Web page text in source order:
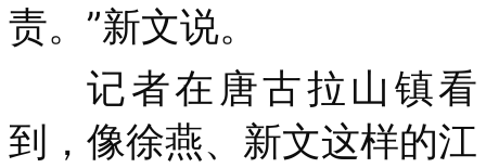
责。”新文说。
记者在唐古拉山镇看
到，像徐燕、新文这样的江